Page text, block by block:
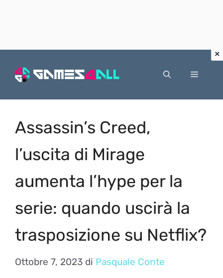
Menu
Assassin’s Creed,
l’uscita di Mirage
aumenta l’hype per la
serie: quando uscirà la
trasposizione su Netflix?
Ottobre 7, 2023 di Pasquale Conte